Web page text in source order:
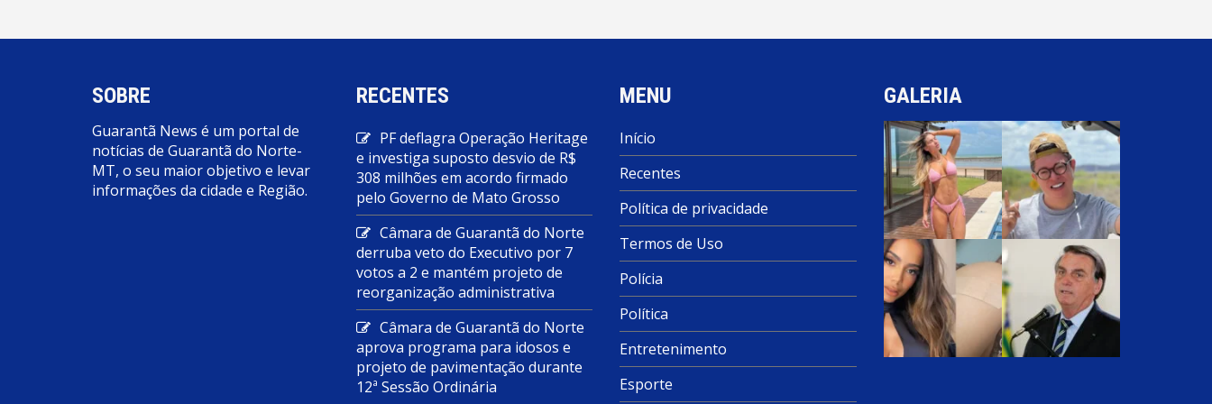
SOBRE
Guarantã News é um portal de
notícias de Guarantã do Norte-
MT, o seu maior objetivo e levar
informações da cidade e Região.
RECENTES
PF deflagra Operação Heritage
e investiga suposto desvio de R$
308 milhões em acordo firmado
pelo Governo de Mato Grosso
Câmara de Guarantã do Norte
derruba veto do Executivo por 7
votos a 2 e mantém projeto de
reorganização administrativa
Câmara de Guarantã do Norte
aprova programa para idosos e
projeto de pavimentação durante
12ª Sessão Ordinária
MENU
Início
Recentes
Política de privacidade
Termos de Uso
Polícia
Política
Entretenimento
Esporte
GALERIA